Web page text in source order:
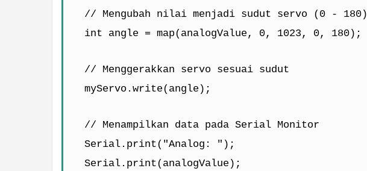
// Mengubah nilai menjadi sudut servo (0 - 180)
int angle = map(analogValue, 0, 1023, 0, 180);
// Menggerakkan servo sesuai sudut
myServo.write(angle);
// Menampilkan data pada Serial Monitor
Serial.print("Analog: ");
Serial.print(analogValue);